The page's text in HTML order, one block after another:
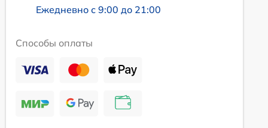
Ежедневно с 9:00 до 21:00
Способы оплаты